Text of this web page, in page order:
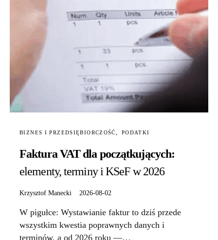
BIZNES I PRZEDSIĘBIORCZOŚĆ PODATKI
Faktura VAT dla początkujących:
elementy, terminy i KSeF w 2026
Krzysztof Manecki 2026-08-02
W pigułce: Wystawianie faktur to dziś przede
wszystkim kwestia poprawnych danych i
terminów, a od 2026 roku —…